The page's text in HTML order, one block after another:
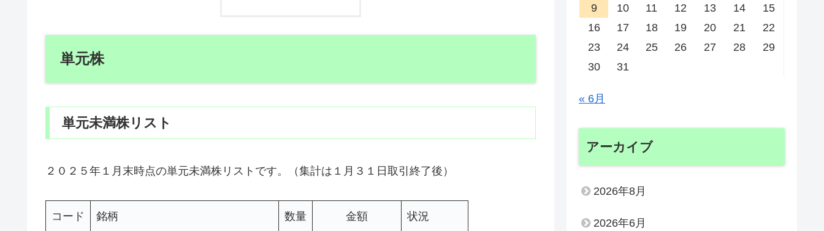
単元株
単元未満株リスト
２０２５年１月末時点の単元未満株リストです。（集計は１月３１日取引終了後）
コード 銘柄 数量 金額 状況
9
10 11 12 13 14
15
16
17 18 19 20 21
22
23
24 25 26 27 28
29
30
31
« 6月
アーカイブ
2026年8月
2026年6月